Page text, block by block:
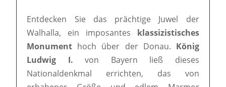
Entdecken Sie das prächtige Juwel der
Walhalla, ein imposantes klassizistisches
Monument hoch über der Donau. König
Ludwig I. von Bayern ließ dieses
Nationaldenkmal errichten, das von